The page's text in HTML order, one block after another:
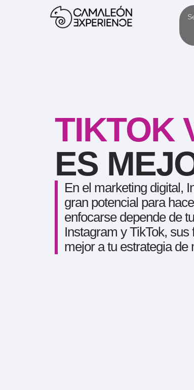
TIKTOK
ES
En el marketing digital,
gran potencial para
enfocarse depende de
Instagram y TikTok,
mejor a tu estrategia de